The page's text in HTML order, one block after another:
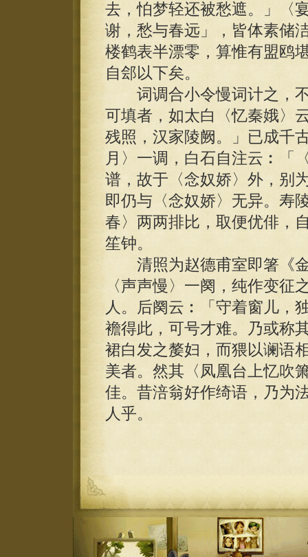
去，怕梦轻还被愁遮。」〈
谢，愁与春远」，皆体素储
楼鹤表半漂零，算惟有盟鸥
自郐以下矣。
词调合小令慢词计之，不
可填者，如太白〈忆秦娥〉
残照，汉家陵阙。」已成千
月〉一调，白石自注云︰「
谱，故于〈念奴娇〉外，别
即仍与〈念奴娇〉无异。寿
春〉两两排比，取便优俳，
笙钟。
清照为赵德甫室即箸《金
〈声声慢〉一阕，纯作变征
人。后阕云︰「守着窗儿，
襜得此，可号才难。乃或称
裙白发之嫠妇，而猥以谰语
美者。然其〈凤凰台上忆吹
佳。昔涪翁好作绮语，乃为
人乎。